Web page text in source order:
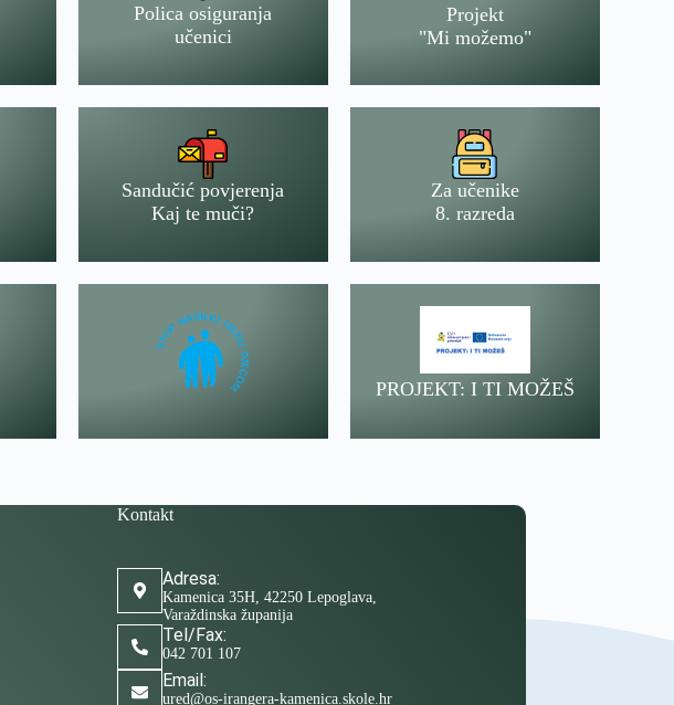
Polica osiguranja
učenici
Projekt
"Mi možemo"
Sandučić povjerenja
Kaj te muči?
Za učenike
8. razreda
PROJEKT: I TI MOŽEŠ
Kontakt
Adresa:
Kamenica 35H, 42250 Lepoglava,
Varaždinska županija
Tel/Fax:
042 701 107
Email:
ured@os-irangera-kamenica.skole.hr